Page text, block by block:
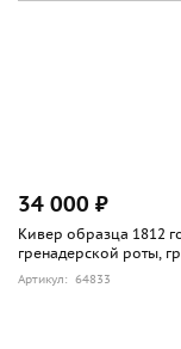
34 000 ₽
Кивер образца 1812
гренадерской роты,
Артикул: 64833